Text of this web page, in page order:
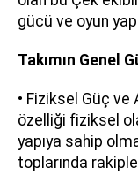
gücü ve oyun
Takımın Genel
• Fiziksel Güç ve
özelliği fiziksel
yapıya sahip
toplarında